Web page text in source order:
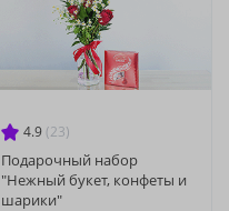
4.9 (23)
Подарочный набор
"Нежный букет, конфеты и
шарики"